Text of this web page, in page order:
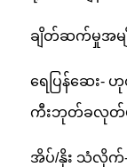
ချိတ်ဆက်မှုအမျို
ရေပြန်ဆေး
ကီးဘုတ်ခလုတ်မ
အိပ်/နိုး သံလိုက်-